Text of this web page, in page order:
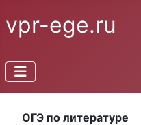
vpr-ege.ru
ОГЭ по литературе